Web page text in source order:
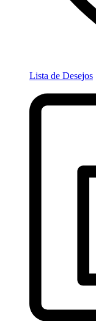
Lista de Desejos